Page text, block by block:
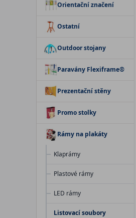
Orientační značení
Ostatní
Outdoor stojany
Paravány Flexiframe®
Prezentační stěny
Promo stolky
Rámy na plakáty
Klaprámy
Plastové rámy
LED rámy
Listovací soubory